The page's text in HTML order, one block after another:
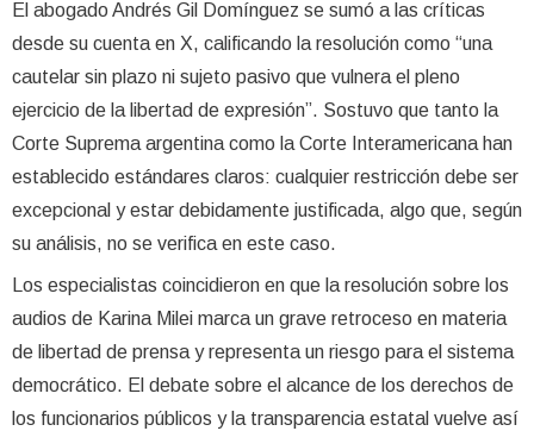
El abogado Andrés Gil Domínguez se sumó a las críticas
desde su cuenta en X, calificando la resolución como “una
cautelar sin plazo ni sujeto pasivo que vulnera el pleno
ejercicio de la libertad de expresión”. Sostuvo que tanto la
Corte Suprema argentina como la Corte Interamericana han
establecido estándares claros: cualquier restricción debe ser
excepcional y estar debidamente justificada, algo que, según
su análisis, no se verifica en este caso.
Los especialistas coincidieron en que la resolución sobre los
audios de Karina Milei marca un grave retroceso en materia
de libertad de prensa y representa un riesgo para el sistema
democrático. El debate sobre el alcance de los derechos de
los funcionarios públicos y la transparencia estatal vuelve así